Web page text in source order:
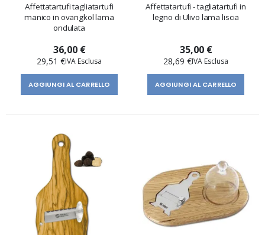
Affettatartufi tagliatartufi
manico in ovangkol lama
ondulata
36,00 €
29,51 €
AGGIUNGI AL CARRELLO
Affettatartufi - tagliatartufi in
legno di Ulivo lama liscia
35,00 €
28,69 €
AGGIUNGI AL CARRELLO